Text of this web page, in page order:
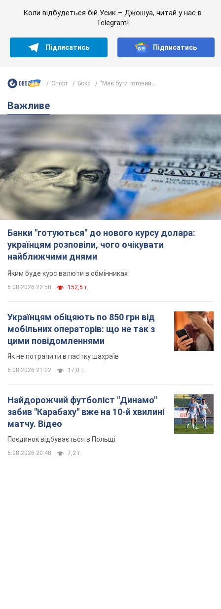
Коли відбудеться бій Усик – Джошуа, читай у нас в
Telegram!
Підписатись Підписатись
Спорт Бокс "Має бути готовий...
Важливе
Банки "готуються" до нового курсу долара:
українцям розповіли, чого очікувати
найближчими днями
Яким буде курс валюти в обмінниках
6.08.2026 22:58 152,5 т.
Українцям обіцяють по 850 грн від
мобільних операторів: що не так з
цими повідомленнями
Як не потрапити в пастку шахраїв
6.08.2026 21:02 17,0 т.
Найдорожчий футболіст "Динамо"
забив "Карабаху" вже на 10-й хвилині
матчу. Відео
Поєдинок відбувається в Польщі
6.08.2026 20:48 7,2 т.